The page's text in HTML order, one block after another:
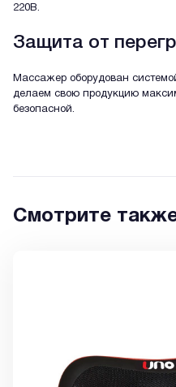
220В.
Защита от
Массажер оборудован
делаем свою продукцию
безопасной.
Смотрите